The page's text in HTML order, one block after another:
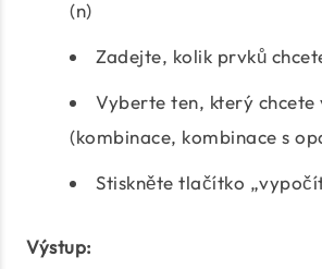
(n)
Zadejte, kolik prvků
Vyberte ten, který
(kombinace, kombinace s
Stiskněte tlačítko
Výstup: